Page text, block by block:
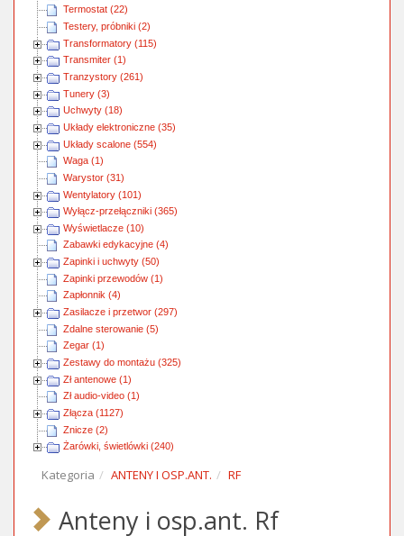
Termostat (22)
Testery, próbniki (2)
Transformatory (115)
Transmiter (1)
Tranzystory (261)
Tunery (3)
Uchwyty (18)
Układy elektroniczne (35)
Układy scalone (554)
Waga (1)
Warystor (31)
Wentylatory (101)
Wyłącz-przełączniki (365)
Wyświetlacze (10)
Zabawki edykacyjne (4)
Zapinki i uchwyty (50)
Zapinki przewodów (1)
Zapłonnik (4)
Zasilacze i przetwor (297)
Zdalne sterowanie (5)
Zegar (1)
Zestawy do montażu (325)
Zł antenowe (1)
Zł audio-video (1)
Złącza (1127)
Znicze (2)
Żarówki, świetlówki (240)
Kategoria ANTENY I OSP.ANT. RF
Anteny i osp.ant. Rf